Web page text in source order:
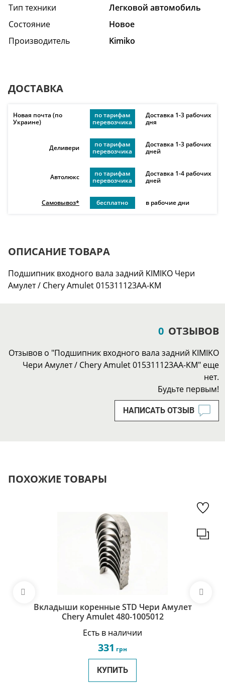
Тип техники
Легковой автомобиль
Состояние
Hовое
Производитель
Kimiko
ДОСТАВКА
Новая почта (по
Украине)
по тарифам
перевозчика
Доставка 1-3 рабочих
дня
Деливери
по тарифам
перевозчика
Доставка 1-3 рабочих
дней
Автолюкс
по тарифам
перевозчика
Доставка 1-4 рабочих
дней
Самовывоз* бесплатно в рабочие дни
ОПИСАНИЕ ТОВАРА
Подшипник входного вала задний KIMIKO Чери
Амулет / Chery Amulet 015311123AA-KM
0 ОТЗЫВОВ
Отзывов о "Подшипник входного вала задний KIMIKO
Чери Амулет / Chery Amulet 015311123AA-KM" еще
нет.
Будьте первым!
НАПИСАТЬ ОТЗЫВ
ПОХОЖИЕ ТОВАРЫ
Вкладыши коренные STD Чери Амулет
Chery Amulet 480-1005012
Есть в наличии
331 грн
КУПИТЬ